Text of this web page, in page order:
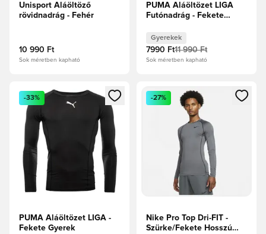
Unisport Aláöltöző
rövidnadrág - Fehér
10 990 Ft
Sok méretben kapható
PUMA Aláöltözet LIGA
Futónadrág - Fekete
Gyerekek
7990 Ft11 990 Ft
Sok méretben kapható
Megnyit egy modált a bejelentkezéshez vagy a tagként
-33%
PUMA Aláöltözet LIGA -
Fekete Gyerek
Megnyit egy modált a
-27%
Nike Pro Top Dri-FIT -
Szürke/Fekete Hosszú